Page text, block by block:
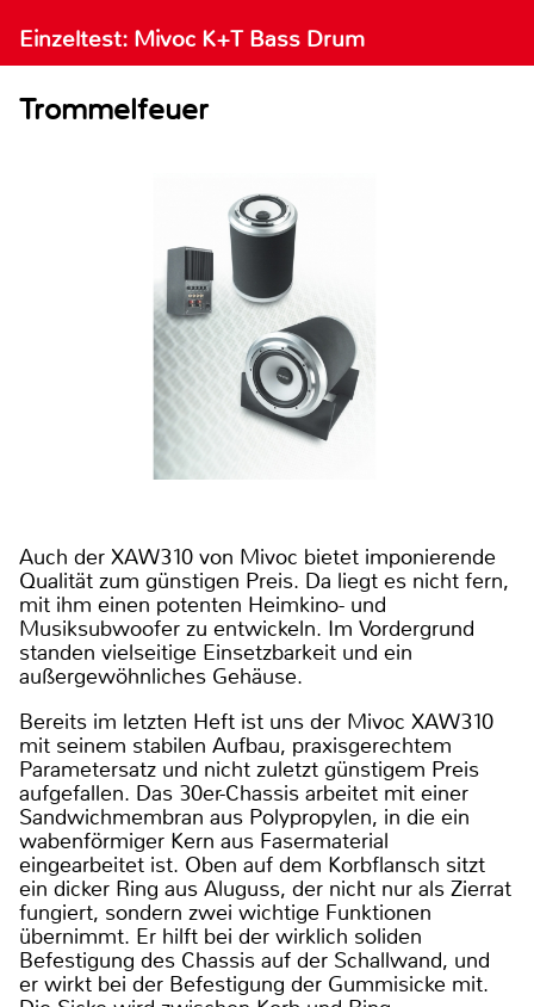
Einzeltest: Mivoc K+T Bass Drum
Trommelfeuer
Auch der XAW310 von Mivoc bietet imponierende
Qualität zum günstigen Preis. Da liegt es nicht fern,
mit ihm einen potenten Heimkino- und
Musiksubwoofer zu entwickeln. Im Vordergrund
standen vielseitige Einsetzbarkeit und ein
außergewöhnliches Gehäuse.
Bereits im letzten Heft ist uns der Mivoc XAW310
mit seinem stabilen Aufbau, praxisgerechtem
Parametersatz und nicht zuletzt günstigem Preis
aufgefallen. Das 30er-Chassis arbeitet mit einer
Sandwichmembran aus Polypropylen, in die ein
wabenförmiger Kern aus Fasermaterial
eingearbeitet ist. Oben auf dem Korbflansch sitzt
ein dicker Ring aus Aluguss, der nicht nur als Zierrat
fungiert, sondern zwei wichtige Funktionen
übernimmt. Er hilft bei der wirklich soliden
Befestigung des Chassis auf der Schallwand, und
er wirkt bei der Befestigung der Gummisicke mit.